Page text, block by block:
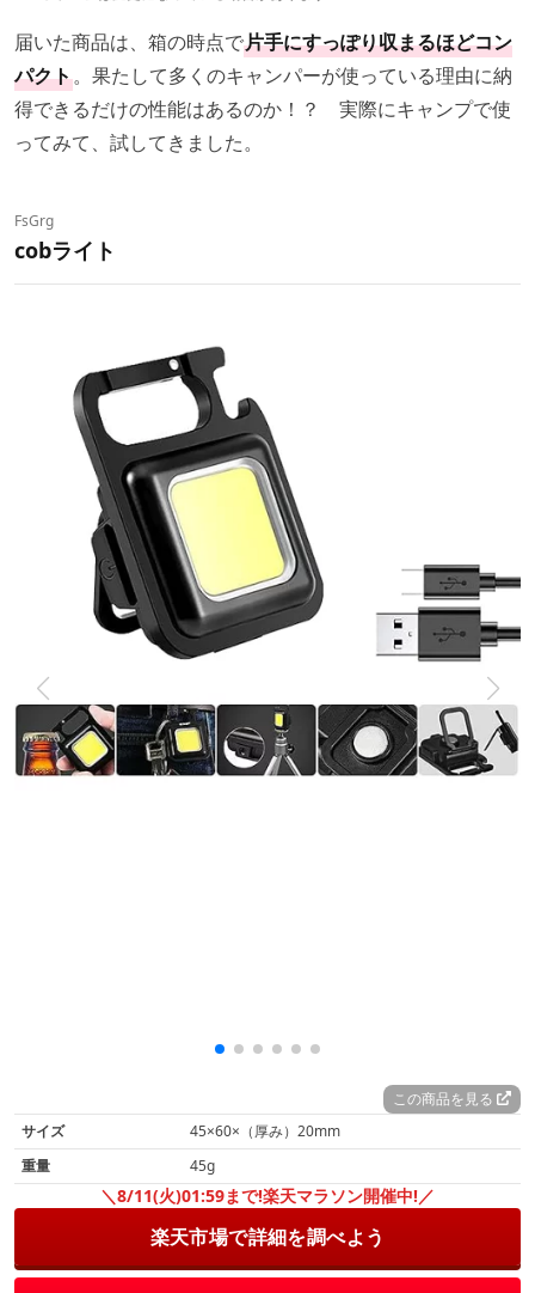
届いた商品は、箱の時点で片手にすっぽり収まるほどコン
パクト。果たして多くのキャンパーが使っている理由に納
得できるだけの性能はあるのか！？ 実際にキャンプで使
ってみて、試してきました。
FsGrg
cobライト
この商品を見る
サイズ
45×60×（厚み）20mm
重量
45g
＼8/11(火)01:59まで!楽天マラソン開催中!／
楽天市場で詳細を調べよう